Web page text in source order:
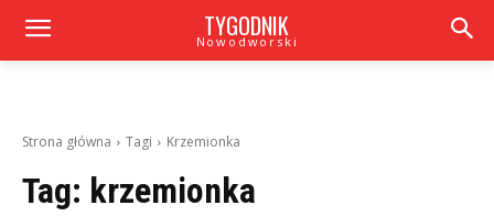
TYGODNIK
Nowodworski
Strona główna Tagi Krzemionka
Tag: krzemionka